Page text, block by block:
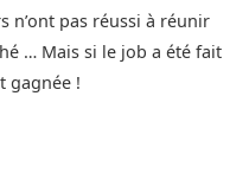
n’ont pas réussi à réunir
… Mais si le job a été fait
gagnée !